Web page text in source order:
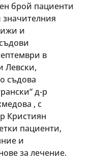
брой пациенти
и
в
Левски,
съдова
д-р
, с
Кристиян
пациенти,
и
за лечение.